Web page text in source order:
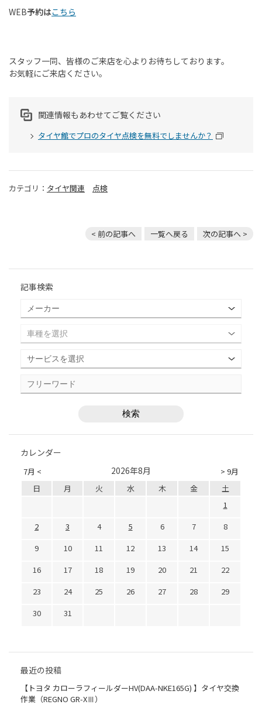
WEB予約はこちら
スタッフ一同、皆様のご来店を心よりお待ちしております。
お気軽にご来店ください。
関連情報もあわせてご覧ください
タイヤ館でプロのタイヤ点検を無料でしませんか？
カテゴリ： タイヤ関連 点検
< 前の記事へ 一覧へ戻る 次の記事へ >
記事検索
カレンダー
7月 < > 9月
2026年8月
日 月 火 水 木 金
土
1
2
3 4 5 6 7
8
9
10 11 12 13 14
15
16
17 18 19 20 21
22
23
24 25 26 27 28
29
30
31
最近の投稿
【トヨタ カローラフィールダーHV(DAA-NKE165G) 】タイヤ交換
作業（REGNO GR-XⅢ）